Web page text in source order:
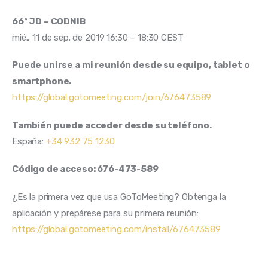
66ª JD – CODNIB
mié., 11 de sep. de 2019 16:30 – 18:30 CEST
Puede unirse a mi reunión desde su equipo, tablet o
smartphone.
https://global.gotomeeting.com/join/676473589
También puede acceder desde su teléfono.
España: +34 932 75 1230
Código de acceso: 676-473-589
¿Es la primera vez que usa GoToMeeting? Obtenga la
aplicación y prepárese para su primera reunión:
https://global.gotomeeting.com/install/676473589